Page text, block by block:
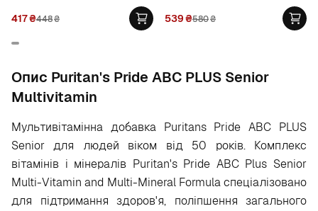
417₴448₴ 539₴580₴
Опис Puritan's Pride ABC PLUS Senior
Multivitamin
Мультивітамінна добавка Puritans Pride ABC PLUS
Senior для людей віком від 50 років. Комплекс
вітамінів і мінералів Puritan's Pride ABC Plus Senior
Multi-Vitamin and Multi-Mineral Formula спеціалізовано
для підтримання здоров'я, поліпшення загального